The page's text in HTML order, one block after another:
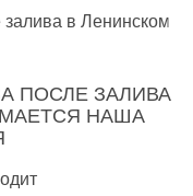
ПОСЛЕ ЗАЛИВА
НАША